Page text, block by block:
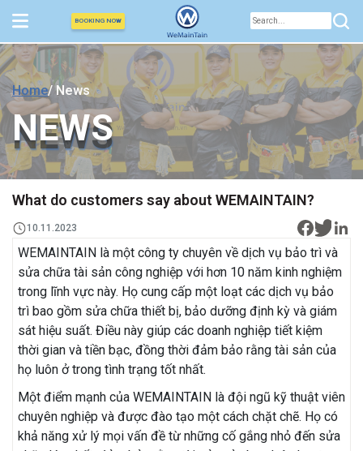
BOOKING NOW
Home/ News
NEWS
NEWS
What do customers say about WEMAINTAIN?
10.11.2023
WEMAINTAIN là một công ty chuyên về dịch vụ bảo trì và
sửa chữa tài sản công nghiệp với hơn 10 năm kinh nghiệm
trong lĩnh vực này. Họ cung cấp một loạt các dịch vụ bảo
trì bao gồm sửa chữa thiết bị, bảo dưỡng định kỳ và giám
sát hiệu suất. Điều này giúp các doanh nghiệp tiết kiệm
thời gian và tiền bạc, đồng thời đảm bảo rằng tài sản của
họ luôn ở trong tình trạng tốt nhất.
Một điểm mạnh của WEMAINTAIN là đội ngũ kỹ thuật viên
chuyên nghiệp và được đào tạo một cách chặt chẽ. Họ có
khả năng xử lý mọi vấn đề từ những cố gắng nhỏ đến sửa